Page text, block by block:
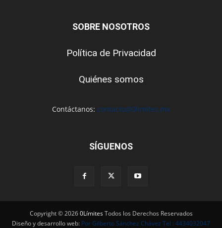
SOBRE NOSOTROS
Política de Privacidad
Quiénes somos
Contáctanos: contacto@0limites.mx
SÍGUENOS
Copyright © 20260LímitesTodos los Derechos Reservados
Diseño y desarrollo web: Por Gilberto Sánchez Chávez Tel : 4434032047